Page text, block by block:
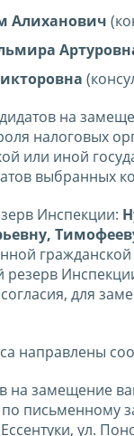
Алиханович
на
налоговых
или иной
выбранных
Инспекции:
резерв
согласия, для
направлены
на замещение
письменному
ул.